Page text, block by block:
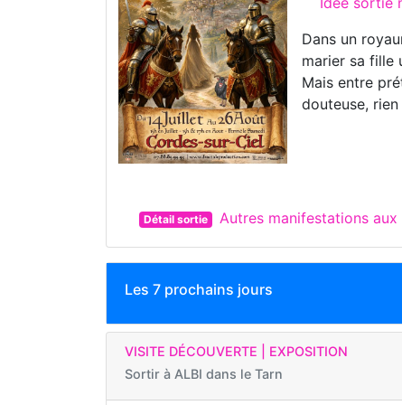
Dans un
marier sa fille
Mais entre
douteuse, rien
Détail sortie Autres manifestations aux
Les 7 prochains jours
VISITE DÉCOUVERTE | EXPOSITION
Sortir à ALBI dans le Tarn